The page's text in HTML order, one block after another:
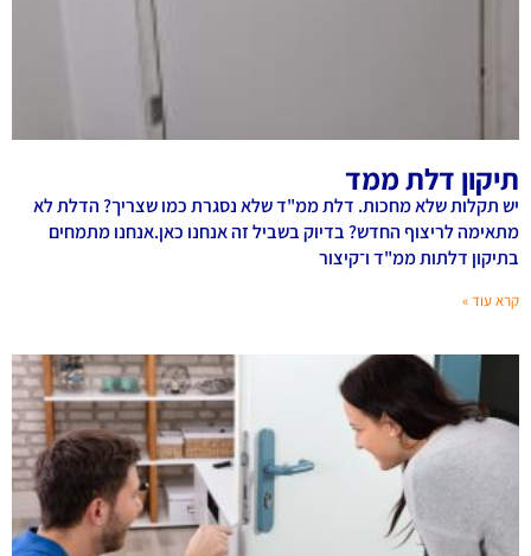
תיקון דלת ממד
יש תקלות שלא מחכות. דלת ממ"ד שלא נסגרת כמו שצריך? הדלת לא
מתאימה לריצוף החדש? בדיוק בשביל זה אנחנו כאן.אנחנו מתמחים
בתיקון דלתות ממ"ד ו־קיצור
קרא עוד »